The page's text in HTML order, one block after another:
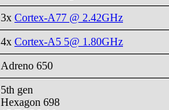
3x Cortex-A77 @ 2.42GHz
4x Cortex-A5 5@ 1.80GHz
Adreno 650
5th gen
Hexagon 698